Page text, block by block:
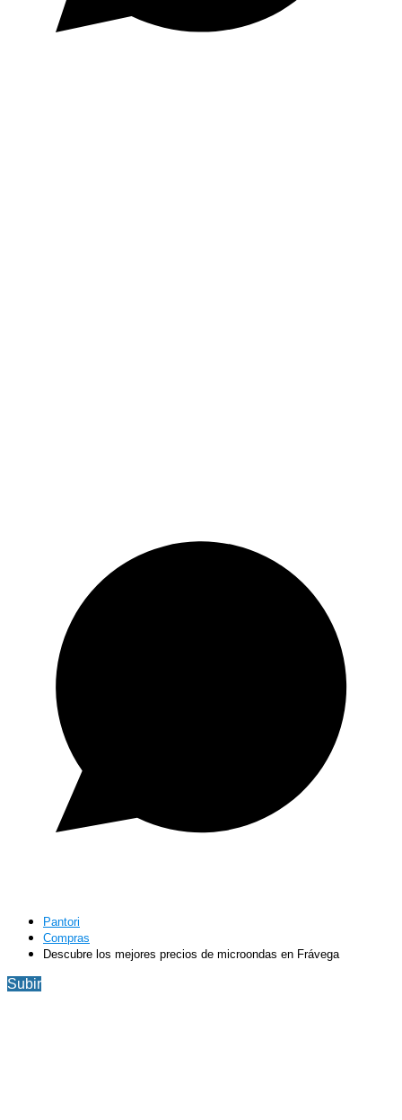
Pantori
Compras
Descubre los mejores precios de microondas en Frávega
Subir